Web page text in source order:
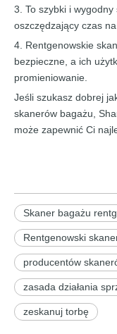
3. To szybki i
oszczędzający czas na
4. Rentgenowskie
bezpieczne, a ich
promieniowanie.
Jeśli szukasz dobrej
skanerów bagażu,
może zapewnić Ci
Skaner bagażu
Rentgenowski
producentów
zasada działania
zeskanuj torbę